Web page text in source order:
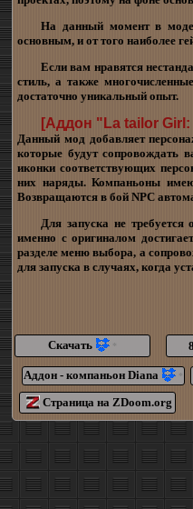
На данный момент в моде
основным, и от того наиболее
Если вам нравятся
стиль, а также
достаточно уникальный опыт.
[Аддон "La tailor
Данный мод добавляет
которые будут сопровождать
иконки соответствующих
них наряды. Компаньоны
Возвращаются в бой NPC
Для запуска не
именно с оригиналом
разделе меню выбора, а
для запуска в случаях, когда
Скачать *
Аддон - компаньон Diana *
Страница на ZDoom.org